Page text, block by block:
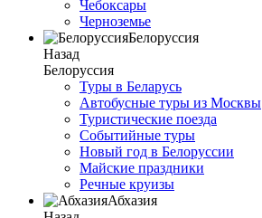
Чебоксары
Черноземье
Белоруссия
Назад
Белоруссия
Туры в Беларусь
Автобусные туры из Москвы
Туристические поезда
Событийные туры
Новый год в Белоруссии
Майские праздники
Речные круизы
Абхазия